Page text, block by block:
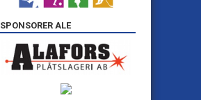
SPONSORER ALE